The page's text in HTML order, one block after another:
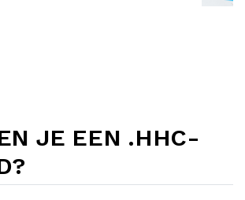
JE EEN .HHC-